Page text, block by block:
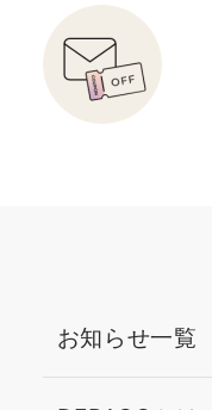
お知らせ一覧